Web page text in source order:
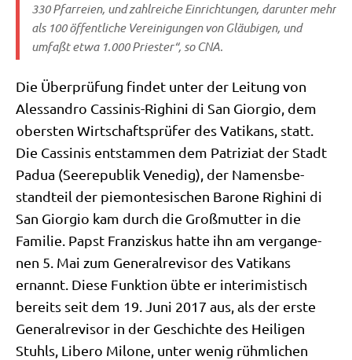
330 Pfar­rei­en, und zahl­rei­che Ein­rich­tun­gen, dar­un­ter mehr
als 100 öffent­li­che Ver­ei­ni­gun­gen von Gläu­bi­gen, und
umfaßt etwa 1.000 Prie­ster“, so CNA.
Die Über­prü­fung fin­det unter der Lei­tung von
Ales­san­dro Cas­si­nis-Righi­ni di San Gior­gio, dem
ober­sten Wirt­schafts­prü­fer des Vati­kans, statt.
Die Cas­si­nis ent­stam­men dem Patri­zi­at der Stadt
Padua (See­re­pu­blik Vene­dig), der Namens­be­
stand­teil der pie­mon­te­si­schen Baro­ne Righi­ni di
San Gior­gio kam durch die Groß­mutter in die
Fami­lie. Papst Fran­zis­kus hat­te ihn am ver­gan­ge­
nen 5. Mai zum Gene­ral­re­vi­sor des Vati­kans
ernannt. Die­se Funk­ti­on übte er inte­ri­mi­stisch
bereits seit dem 19. Juni 2017 aus, als der erste
Gene­ral­re­vi­sor in der Geschich­te des Hei­li­gen
Stuhls, Libe­ro Milo­ne, unter wenig rühm­li­chen